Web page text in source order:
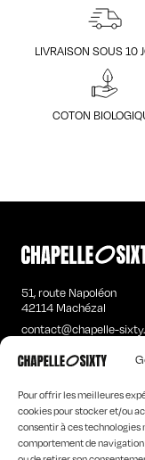
Pour offrir les meilleures
cookies pour stocker et/ou
consentir à ces technologies
comportement de navigation
LIVRAISON SOUS 10
COTON
51, route Napoléon
42114 Machézal
contact@chapelle-
T-SHIRTS MANCHES
SWEATS ÉTRANGES
ACCUEIL